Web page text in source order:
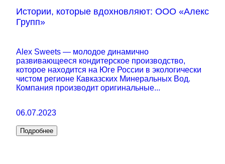
Истории, которые вдохновляют: ООО «Алекс
Групп»
Alex Sweets — молодое динамично
развивающееся кондитерское производство,
которое находится на Юге России в экологически
чистом регионе Кавказских Минеральных Вод.
Компания производит оригинальные...
06.07.2023
Подробнее